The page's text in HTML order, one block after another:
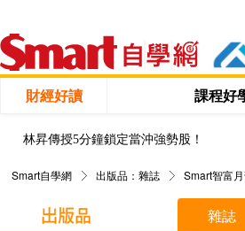
財經好讀 課程好
林昇傳授5分鐘鎖定當沖強勢股！
Smart自學網 出版品：雜誌 Smart智富
雜誌